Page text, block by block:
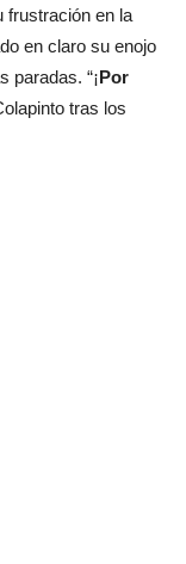
frustración en la
en claro su enojo
paradas. “¡Por
tras los